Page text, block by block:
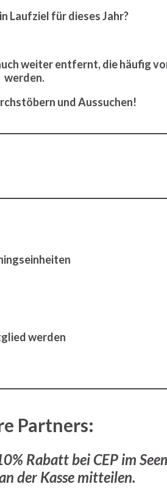
Laufziel für dieses Jahr?
weiter entfernt, die häufig
werden.
und Aussuchen!
werden
Partners:
Rabatt bei CEP im
der Kasse mitteilen.